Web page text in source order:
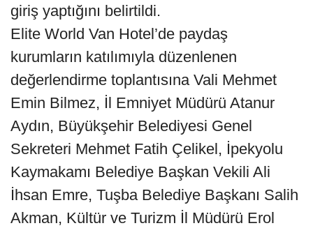
giriş yaptığını belirtildi.
Elite World Van Hotel’de paydaş
kurumların katılımıyla düzenlenen
değerlendirme toplantısına Vali Mehmet
Emin Bilmez, İl Emniyet Müdürü Atanur
Aydın, Büyükşehir Belediyesi Genel
Sekreteri Mehmet Fatih Çelikel, İpekyolu
Kaymakamı Belediye Başkan Vekili Ali
İhsan Emre, Tuşba Belediye Başkanı Salih
Akman, Kültür ve Turizm İl Müdürü Erol